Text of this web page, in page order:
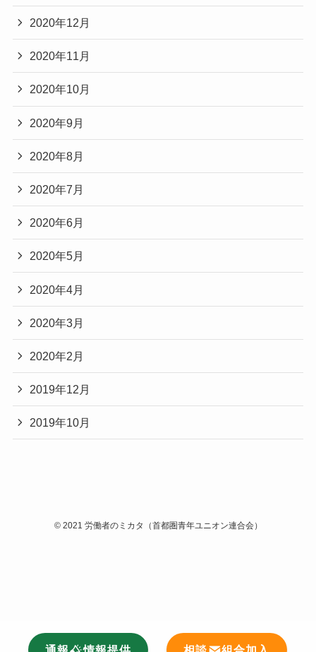
2020年12月
2020年11月
2020年10月
2020年9月
2020年8月
2020年7月
2020年6月
2020年5月
2020年4月
2020年3月
2020年2月
2019年12月
2019年10月
©2021 労働者のミカタ（首都圏青年ユニオン連合会）